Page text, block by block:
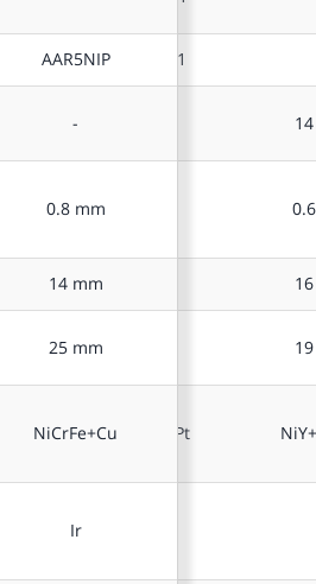
PFR5N-11
NiY+Cu+Pt
AAR5NIP
-
0.8 mm
14 mm
25 mm
NiCrFe+Cu
Ir